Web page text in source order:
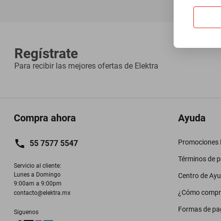
Regístrate
Para recibir las mejores ofertas de Elektra
Compra ahora
55 7577 5547
Servicio al cliente:
Lunes a Domingo
9:00am a 9:00pm
contacto@elektra.mx
Siguenos
Ayuda
Promociones
Términos de
Centro de
¿Cómo
Formas de